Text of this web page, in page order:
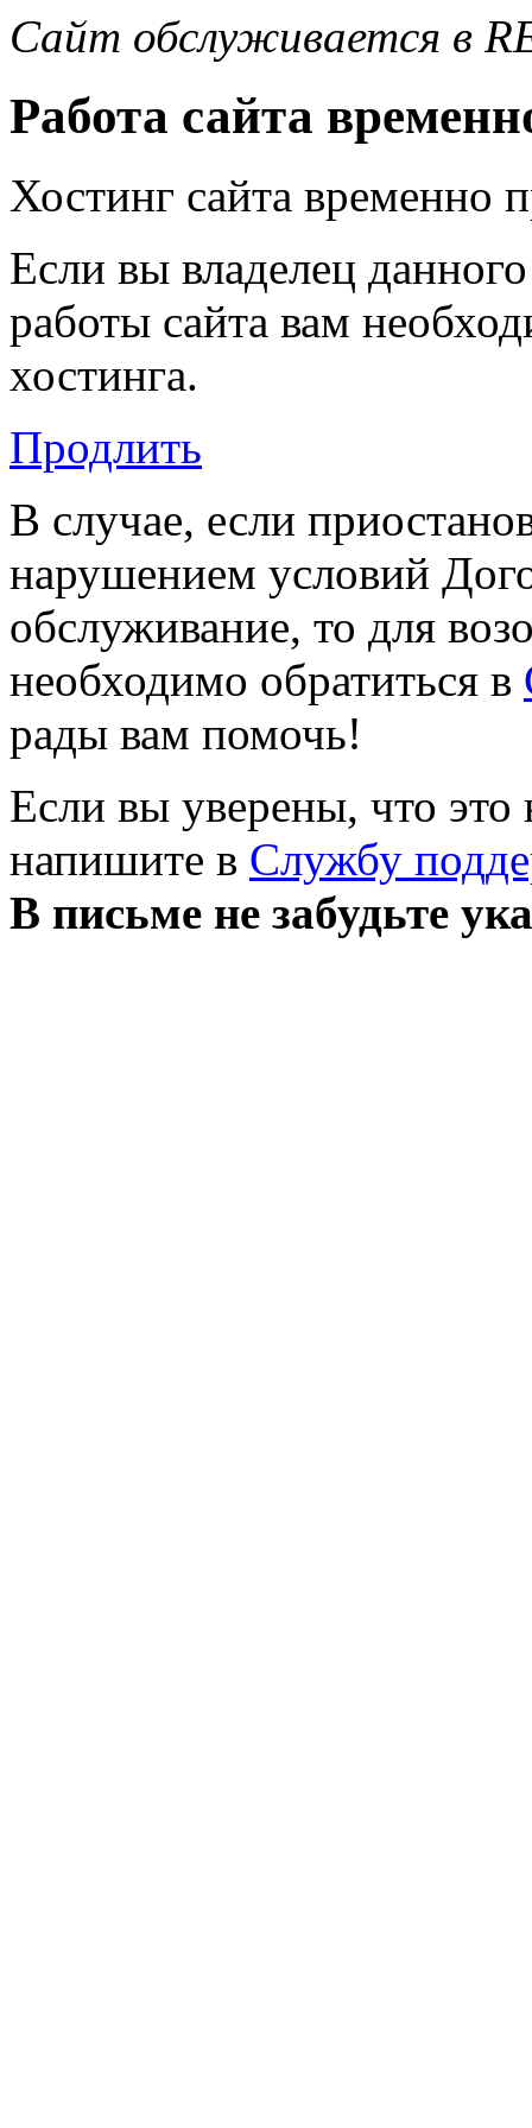
Сайт обслуживается в
Работа сайта
Хостинг сайта временно
Если вы владелец
работы сайта вам
хостинга.
Продлить
В случае, если
нарушением условий
обслуживание, то для
необходимо обратиться в
рады вам помочь!
Если вы уверены, что
напишите в Службу
В письме не забудьте